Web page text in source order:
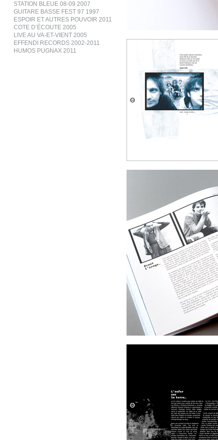
STATION BLEUE 08-09 2007
GUITARE BASSE FEST 97 1997
ESPOIR ET AUTRES POUVOIR 2011
COTE D’ÉCOUTE 2005
LIVE AU VA-ET-VIENT 2005
EFFENDI RECORDS 2002-2011
HUMOS PUGNAX 2011